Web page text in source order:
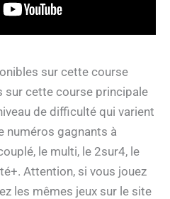
sur cette course
sur cette course principale
de difficulté qui varient
numéros gagnants à
le multi, le 2sur4, le
Attention, si vous jouez
les mêmes jeux sur le site